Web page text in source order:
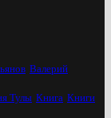
Валерий
Тулы Книга Книги